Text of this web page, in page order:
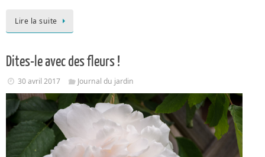
Lire la suite
Dites-le avec des fleurs !
30 avril 2017 Journal du jardin